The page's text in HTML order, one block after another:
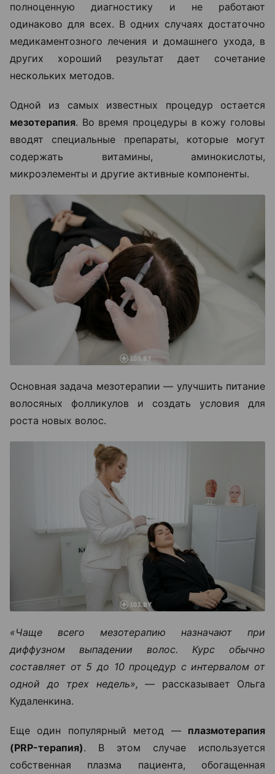
полноценную диагностику и не работают
одинаково для всех. В одних случаях достаточно
медикаментозного лечения и домашнего ухода, в
других хороший результат дает сочетание
нескольких методов.
Одной из самых известных процедур остается
мезотерапия. Во время процедуры в кожу головы
вводят специальные препараты, которые могут
содержать витамины, аминокислоты,
микроэлементы и другие активные компоненты.
Основная задача мезотерапии — улучшить питание
волосяных фолликулов и создать условия для
роста новых волос.
«Чаще всего мезотерапию назначают при
диффузном выпадении волос. Курс обычно
составляет от 5 до 10 процедур с интервалом от
одной до трех недель», — рассказывает Ольга
Кудаленкина.
Еще один популярный метод — плазмотерапия
(PRP-терапия). В этом случае используется
собственная плазма пациента, обогащенная